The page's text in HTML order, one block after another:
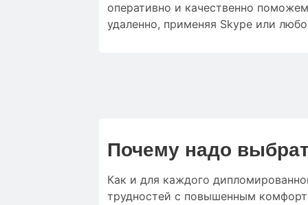
оперативно и качественно
удаленно, применяя Skype или
Почему надо
Как и для каждого
трудностей с повышенным